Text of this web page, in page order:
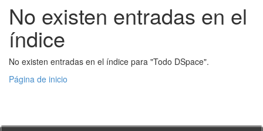
No existen entradas en el
índice
No existen entradas en el índice para "Todo DSpace".
Página de inicio